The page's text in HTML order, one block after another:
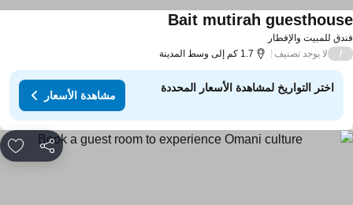
للمبيت والإفطار
Bait mutirahمشاهدة الأسعار
لا يوجد تصنيف 1.7 كم إلى وسط المدينة
اختر التواريخ لمشاهدة الأسعار المحددة
مشاهدة الأسعار
مشاركة